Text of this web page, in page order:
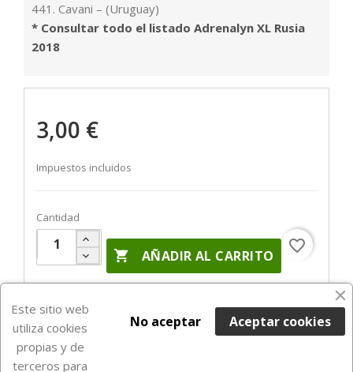
441. Cavani – (Uruguay)
* Consultar todo el listado Adrenalyn XL Rusia
2018
3,00 €
Impuestos incluidos
Cantidad
 AÑADIR AL CARRITO
favorite_border

Este sitio web
utiliza cookies
propias y de
terceros para
Aceptar cookies
No aceptar